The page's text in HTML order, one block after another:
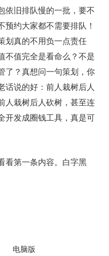
依旧排队慢的一批，要不
预约大家都不需要排队！
划真的不用负一点责任
不值完全是看命么？不是
了？真想问一句策划，你
话说的好：前人栽树后人
人栽树后人砍树，甚至连
开发成圈钱工具，真是可
看第一条内容。白字黑
电脑版